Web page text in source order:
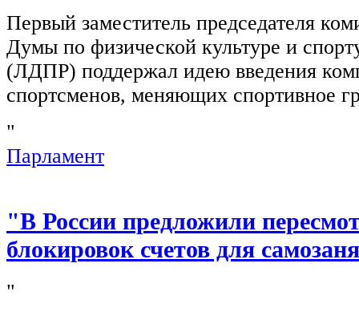
Первый заместитель председателя
Думы по физической культуре и
(ЛДПР) поддержал идею введения
спортсменов, меняющих спортивное
"
Парламент
"В России предложили
блокировок счетов для
"